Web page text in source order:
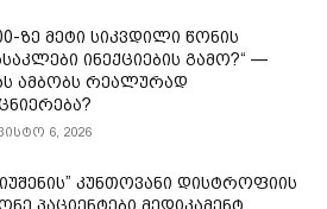
ზე მეტი სიკვდილი წონის
ინექციების გამო?“ —
ამბობს რეალურად
6, 2026
კუნთოვანი დისტროფიის